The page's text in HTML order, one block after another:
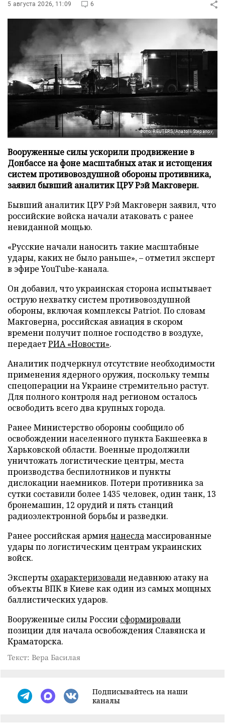
5 августа 2026, 11:09 6
Фото: REUTERS/Anatolii Stepanov
Вооруженные силы ускорили продвижение в
Донбассе на фоне масштабных атак и истощения
систем противовоздушной обороны противника,
заявил бывший аналитик ЦРУ Рэй Макговерн.
Бывший аналитик ЦРУ Рэй Макговерн заявил, что
российские войска начали атаковать с ранее
невиданной мощью.
«Русские начали наносить такие масштабные
удары, каких не было раньше», – отметил эксперт
в эфире YouTube-канала.
Он добавил, что украинская сторона испытывает
острую нехватку систем противовоздушной
обороны, включая комплексы Patriot. По словам
Макговерна, российская авиация в скором
времени получит полное господство в воздухе,
передаетРИА «Новости».
Аналитик подчеркнул отсутствие необходимости
применения ядерного оружия, поскольку темпы
спецоперации на Украине стремительно растут.
Для полного контроля над регионом осталось
освободить всего два крупных города.
Ранее Министерство обороны сообщило об
освобождении населенного пункта Бакшеевка в
Харьковской области. Военные продолжили
уничтожать логистические центры, места
производства беспилотников и пункты
дислокации наемников. Потери противника за
сутки составили более 1435 человек, один танк, 13
бронемашин, 12 орудий и пять станций
радиоэлектронной борьбы и разведки.
Ранее российская армиянанесламассированные
удары по логистическим центрам украинских
войск.
Эксперты охарактеризовалинедавнюю атаку на
объекты ВПК в Киеве как один из самых мощных
баллистических ударов.
Вооруженные силы России сформировали
позиции для начала освобождения Славянска и
Краматорска.
Текст: Вера Басилая
Подписывайтесь на наши
каналы